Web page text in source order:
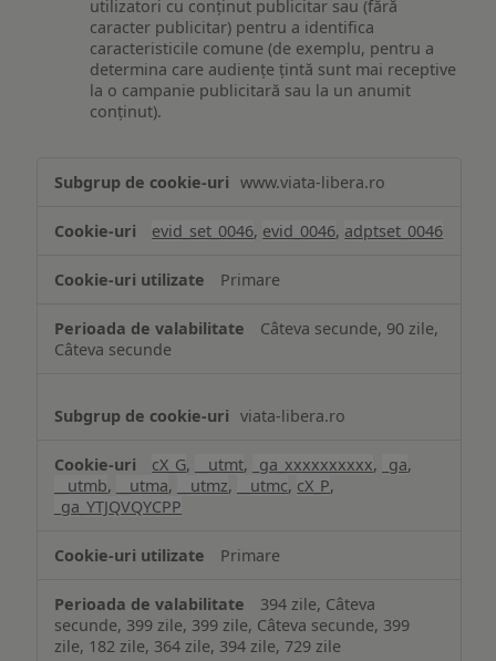
utilizatori cu conținut publicitar sau (fără
caracter publicitar) pentru a identifica
caracteristicile comune (de exemplu, pentru a
determina care audiențe țintă sunt mai receptive
la o campanie publicitară sau la un anumit
conținut).
www.viata-libera.ro
evid_set_0046, evid_0046, adptset_0046
Primare
Câteva secunde, 90 zile,
Câteva secunde
viata-libera.ro
cX_G, __utmt, _ga_xxxxxxxxxx, _ga,
__utmb, __utma, __utmz, __utmc, cX_P,
_ga_YTJQVQYCPP
Primare
394 zile, Câteva
secunde, 399 zile, 399 zile, Câteva secunde, 399
zile, 182 zile, 364 zile, 394 zile, 729 zile